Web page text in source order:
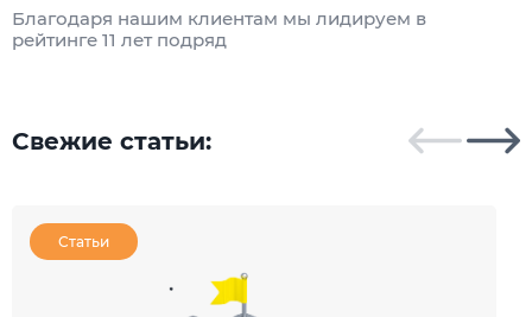
Благодаря нашим клиентам мы лидируем в
рейтинге 11 лет подряд
Свежие статьи:
Статьи